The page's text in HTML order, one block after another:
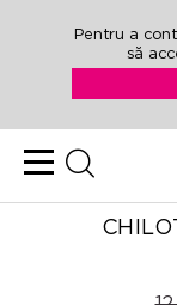
Pentru a
să